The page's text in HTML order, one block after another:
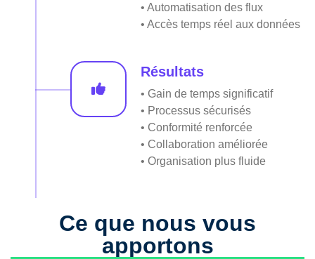
• Automatisation des flux
• Accès temps réel aux données
Résultats
• Gain de temps significatif
• Processus sécurisés
• Conformité renforcée
• Collaboration améliorée
• Organisation plus fluide
Ce que nous vous
apportons